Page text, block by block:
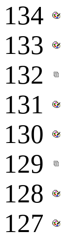
134
133
132
131
130
129
128
127